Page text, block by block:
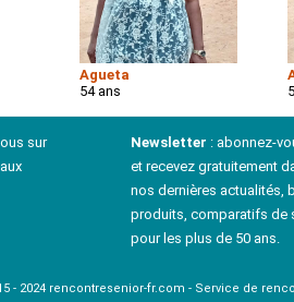
Agueta
54 ans
sur
Newsletter : abonnez-
et recevez gratuitement
nos dernières actualités,
produits, comparatifs de
pour les plus de 50 ans.
- 2024 rencontresenior-fr.com - Service de